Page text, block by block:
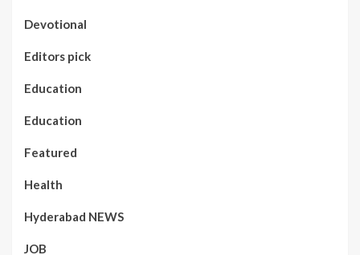
Devotional
Editors pick
Education
Education
Featured
Health
Hyderabad NEWS
JOB